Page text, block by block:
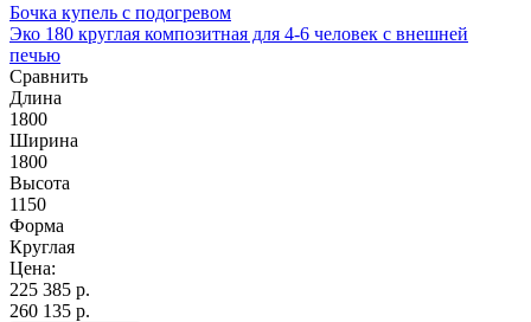
Бочка купель с подогревом
Эко 180 круглая композитная для 4-6 человек с внешней
печью
Сравнить
Длина
1800
Ширина
1800
Высота
1150
Форма
Круглая
Цена:
225 385 р.
260 135 р.